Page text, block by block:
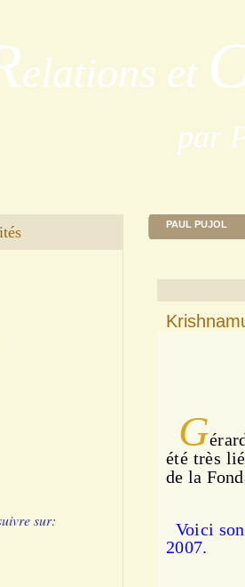
elations et
par
sur:
PAUL PUJOL
G
été très
de la
Voici
2007.